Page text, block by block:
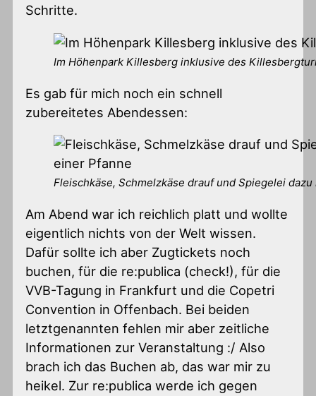
Schritte.
Im Höhenpark Killesberg inklusive des
Es gab für mich noch ein schnell
zubereitetes Abendessen:
Fleischkäse, Schmelzkäse drauf und Spiegelei
Am Abend war ich reichlich platt und wollte
eigentlich nichts von der Welt wissen.
Dafür sollte ich aber Zugtickets noch
buchen, für die re:publica (check!), für die
VVB-Tagung in Frankfurt und die Copetri
Convention in Offenbach. Bei beiden
letztgenannten fehlen mir aber zeitliche
Informationen zur Veranstaltung :/ Also
brach ich das Buchen ab, das war mir zu
heikel. Zur re:publica werde ich gegen